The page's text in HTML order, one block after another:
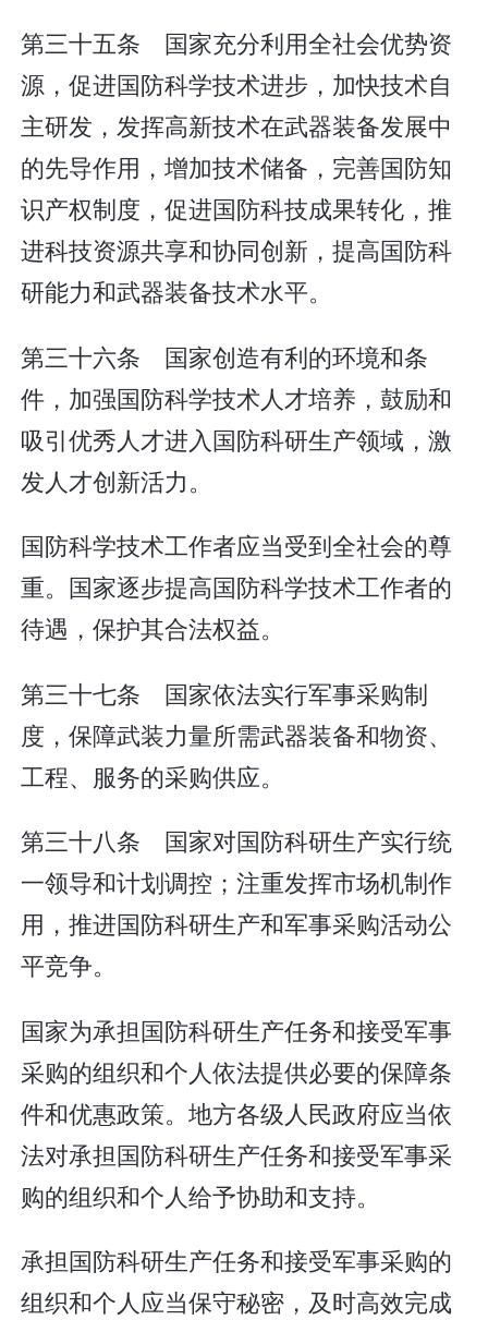
第三十五条 国家充分利用全社会优势资
源，促进国防科学技术进步，加快技术自
主研发，发挥高新技术在武器装备发展中
的先导作用，增加技术储备，完善国防知
识产权制度，促进国防科技成果转化，推
进科技资源共享和协同创新，提高国防科
研能力和武器装备技术水平。
第三十六条 国家创造有利的环境和条
件，加强国防科学技术人才培养，鼓励和
吸引优秀人才进入国防科研生产领域，激
发人才创新活力。
国防科学技术工作者应当受到全社会的尊
重。国家逐步提高国防科学技术工作者的
待遇，保护其合法权益。
第三十七条 国家依法实行军事采购制
度，保障武装力量所需武器装备和物资、
工程、服务的采购供应。
第三十八条 国家对国防科研生产实行统
一领导和计划调控；注重发挥市场机制作
用，推进国防科研生产和军事采购活动公
平竞争。
国家为承担国防科研生产任务和接受军事
采购的组织和个人依法提供必要的保障条
件和优惠政策。地方各级人民政府应当依
法对承担国防科研生产任务和接受军事采
购的组织和个人给予协助和支持。
承担国防科研生产任务和接受军事采购的
组织和个人应当保守秘密，及时高效完成